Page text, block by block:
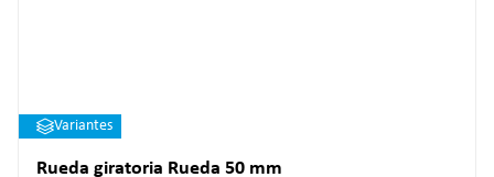
Variantes
Rueda giratoria Rueda 50 mm